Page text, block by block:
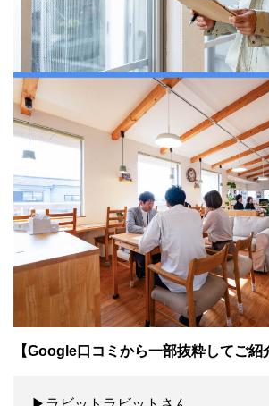
【Google口コミから一部抜粋してご紹